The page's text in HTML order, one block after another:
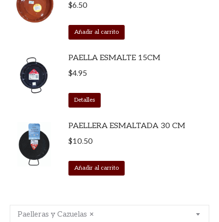
$6.50
Añadir al carrito
PAELLA ESMALTE 15CM
$4.95
Detalles
PAELLERA ESMALTADA 30 CM
$10.50
Añadir al carrito
×
Paelleras y Cazuelas